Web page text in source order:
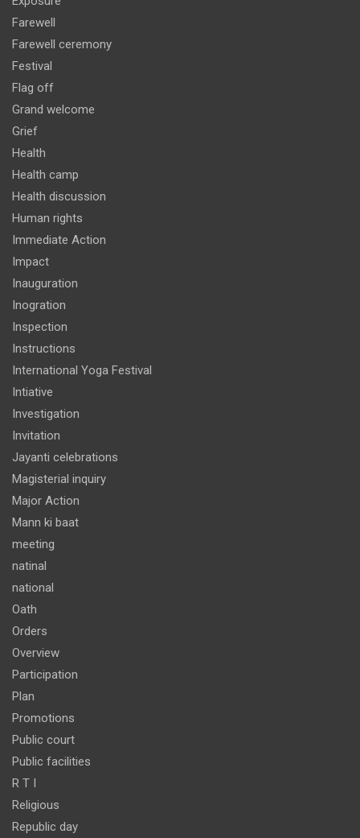
Farewell
Farewell ceremony
Festival
Flag off
Grand welcome
Grief
Health
Health camp
Health discussion
Human rights
Immediate Action
Impact
Inauguration
Inogration
Inspection
Instructions
International Yoga Festival
Intiative
Investigation
Invitation
Jayanti celebrations
Magisterial inquiry
Major Action
Mann ki baat
meeting
natinal
national
Oath
Orders
Overview
Participation
Plan
Promotions
Public court
Public facilities
R T I
Religious
Republic day